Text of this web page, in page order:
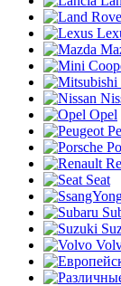
Opel
Seat